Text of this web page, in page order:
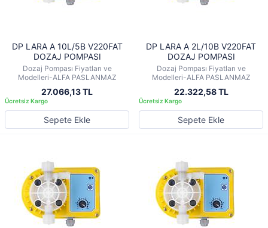
DP LARA A 10L/5B V220FAT
DOZAJ POMPASI
Dozaj Pompası Fiyatları ve
Modelleri-ALFA PASLANMAZ
27.066,13 TL
Sepete Ekle
DP LARA A 2L/10B V220FAT
DOZAJ POMPASI
Dozaj Pompası Fiyatları ve
Modelleri-ALFA PASLANMAZ
22.322,58 TL
Sepete Ekle